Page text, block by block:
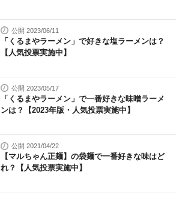
公開 2023/06/11
「くるまやラーメン」で好きな塩ラーメンは？
【人気投票実施中】
公開 2023/05/17
「くるまやラーメン」で一番好きな味噌ラーメ
ンは？【2023年版・人気投票実施中】
公開 2021/04/22
【マルちゃん正麺】の袋麺で一番好きな味はど
れ？【人気投票実施中】